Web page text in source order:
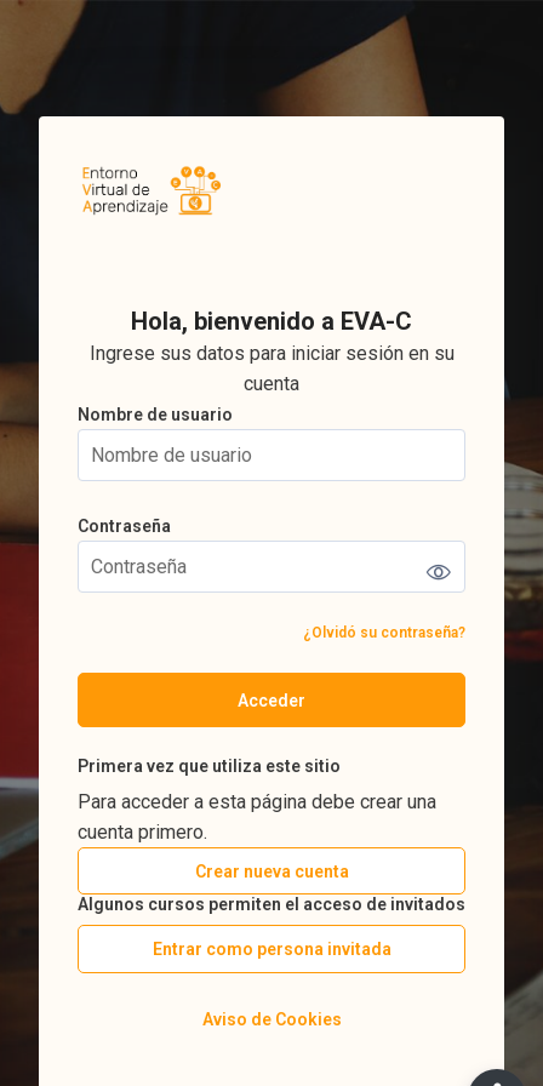
Salta al contenido principal
Hola, bienvenido a EVA-C
Ingrese sus datos para iniciar sesión en su
cuenta
Saltar a creación de una nueva cuenta
Nombre de usuario
Nombre de usuario
Contraseña
Contraseña
¿Olvidó su contraseña?
Acceder
Primera vez que utiliza este sitio
Para acceder a esta página debe crear una
cuenta primero.
Crear nueva cuenta
Algunos cursos permiten el acceso de invitados
Entrar como persona invitada
Aviso de Cookies